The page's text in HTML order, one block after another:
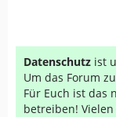
Datenschutz ist
Um das Forum
Für Euch ist das
betreiben!